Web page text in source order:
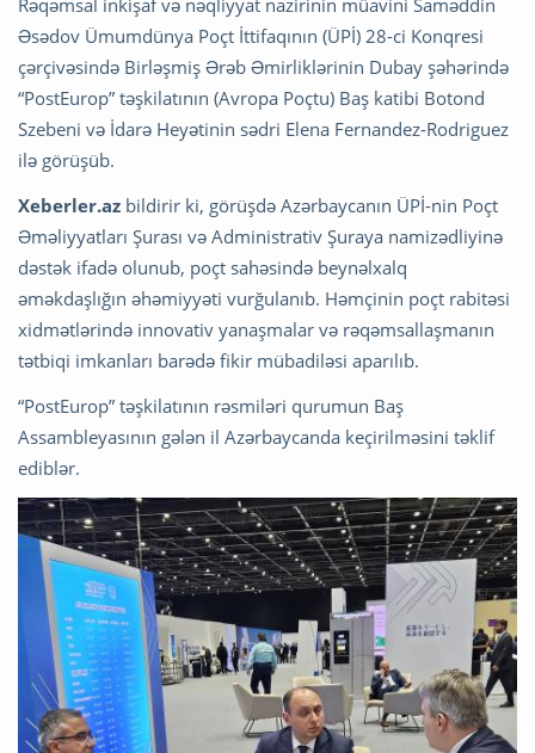
Əsədov Ümumdünya Poçt İttifaqının (ÜPİ) 28-ci Konqresi
çərçivəsində Birləşmiş Ərəb Əmirliklərinin Dubay şəhərində
“PostEurop” təşkilatının (Avropa Poçtu) Baş katibi Botond
Szebeni və İdarə Heyətinin sədri Elena Fernandez-Rodriguez
ilə görüşüb.
Xeberler.az bildirir ki, görüşdə Azərbaycanın ÜPİ-nin Poçt
Əməliyyatları Şurası və Administrativ Şuraya namizədliyinə
dəstək ifadə olunub, poçt sahəsində beynəlxalq
əməkdaşlığın əhəmiyyəti vurğulanıb. Həmçinin poçt rabitəsi
xidmətlərində innovativ yanaşmalar və rəqəmsallaşmanın
tətbiqi imkanları barədə fikir mübadiləsi aparılıb.
“PostEurop” təşkilatının rəsmiləri qurumun Baş
Assambleyasının gələn il Azərbaycanda keçirilməsini təklif
ediblər.